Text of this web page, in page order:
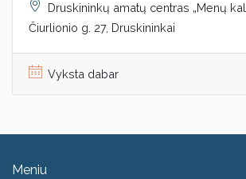
Druskininkų amatų centras „Menų
Čiurlionio g. 27, Druskininkai
Vyksta dabar
Meniu